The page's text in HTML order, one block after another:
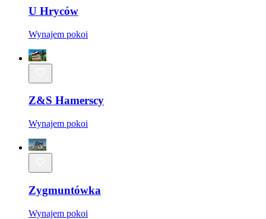
U Hryców
Wynajem pokoi
Z&S Hamerscy
Wynajem pokoi
Zygmuntówka
Wynajem pokoi